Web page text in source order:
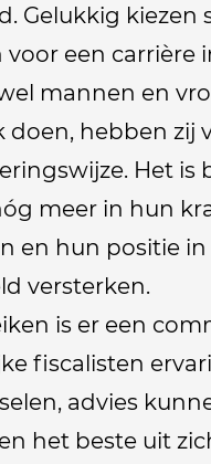
Gelukkig kiezen
een carrière
mannen en
doen, hebben zij
Het is
meer in hun
en hun positie
versterken.
is er een
fiscalisten
advies
het beste uit